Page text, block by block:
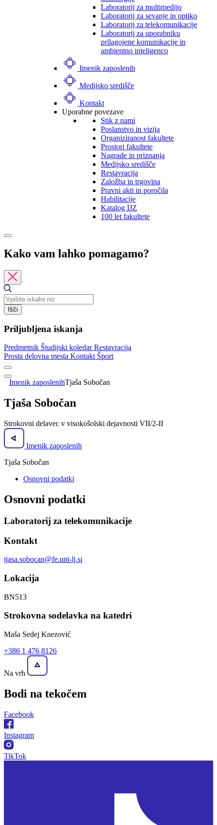
Laboratorij za multimedijo
Laboratorij za sevanje in optiko
Laboratorij za telekomunikacije
Laboratorij za uporabniku
prilagojene komunikacije in
ambientno inteligenco
Imenik zaposlenih
Medijsko središče
Kontakt
Uporabne povezave
Stik z nami
Poslanstvo in vizija
Organiziranost fakultete
Prostori fakultete
Nagrade in priznanja
Medijsko središče
Restavracija
Založba in trgovina
Pravni akti in poročila
Habilitacije
Katalog IJZ
100 let fakultete
Kako vam lahko pomagamo?
Išči
Priljubljena iskanja
Predmetnik Študijski koledarRestavracija
Prosta delovna mesta Kontakt Šport
Imenik zaposlenihTjaša Sobočan
Tjaša Sobočan
Strokovni delavec v visokošolski dejavnosti VII/2-II
Imenik zaposlenih
Tjaša Sobočan
Osnovni podatki
Osnovni podatki
Laboratorij za telekomunikacije
Kontakt
tjasa.sobocan@fe.uni-lj.si
Lokacija
BN513
Strokovna sodelavka na katedri
Maša Sedej Knezović
+386 1 476 8126
Na vrh
Bodi na tekočem
Facebook
Instagram
TikTok